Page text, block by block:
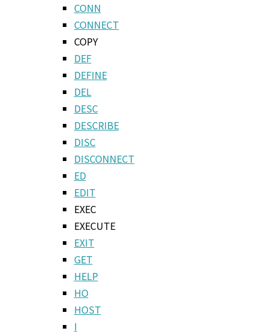
CONN
CONNECT
COPY
DEF
DEFINE
DEL
DESC
DESCRIBE
DISC
DISCONNECT
ED
EDIT
EXEC
EXECUTE
EXIT
GET
HELP
HO
HOST
I